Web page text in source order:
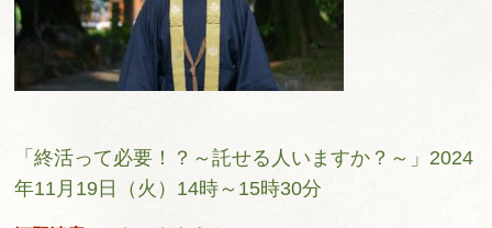
「終活って必要！？～託せる人いますか？～」2024
年11月19日（火）14時～15時30分